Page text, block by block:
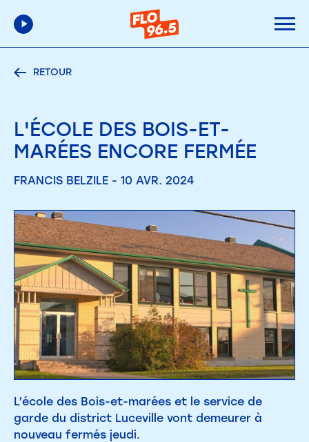
RETOUR
L'ÉCOLE DES BOIS-ET-
MARÉES ENCORE FERMÉE
FRANCIS BELZILE - 10 AVR. 2024
L’école des Bois-et-marées et le service de
garde du district Luceville vont demeurer à
nouveau fermés jeudi.